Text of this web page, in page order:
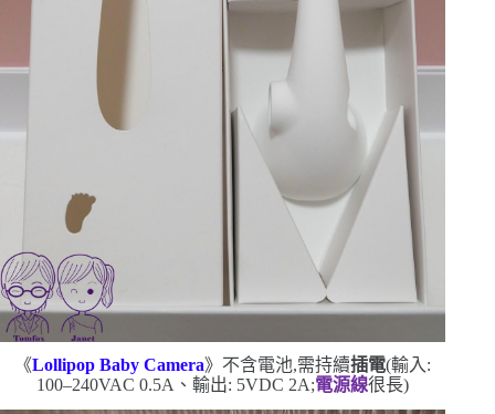
《Lollipop Baby Camera》不含電池,需持續插電(輸入 :
100–240VAC 0.5A 、輸出: 5VDC 2A;電源線很長)